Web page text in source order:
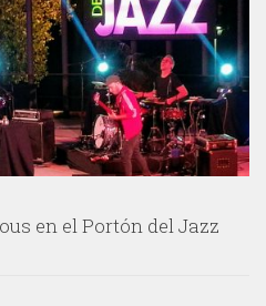
en el Portón del Jazz